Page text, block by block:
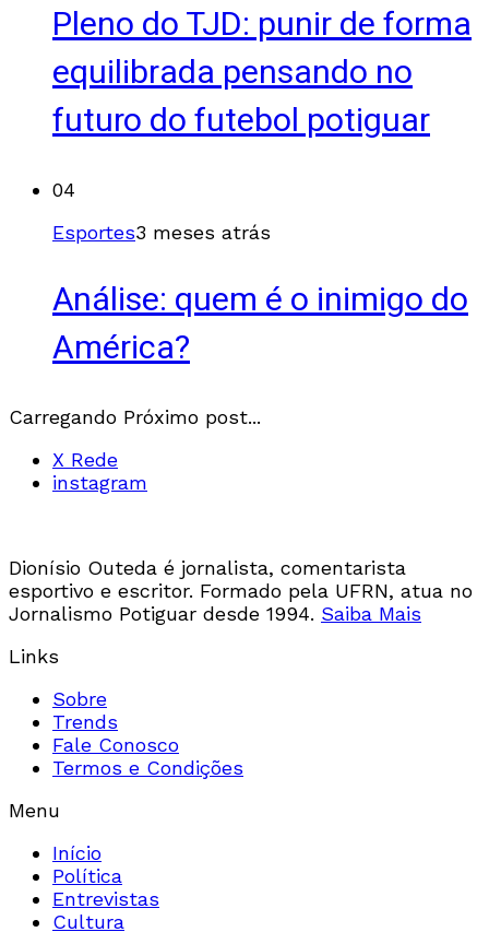
Pleno do TJD: punir de forma
equilibrada pensando no
futuro do futebol potiguar
04
Esportes3 meses atrás
Análise: quem é o inimigo do
América?
Carregando Próximo post...
X Rede
instagram
Dionísio Outeda é jornalista, comentarista
esportivo e escritor. Formado pela UFRN, atua no
Jornalismo Potiguar desde 1994. Saiba Mais
Links
Sobre
Trends
Fale Conosco
Termos e Condições
Menu
Início
Política
Entrevistas
Cultura